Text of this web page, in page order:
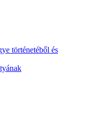
történetéből és